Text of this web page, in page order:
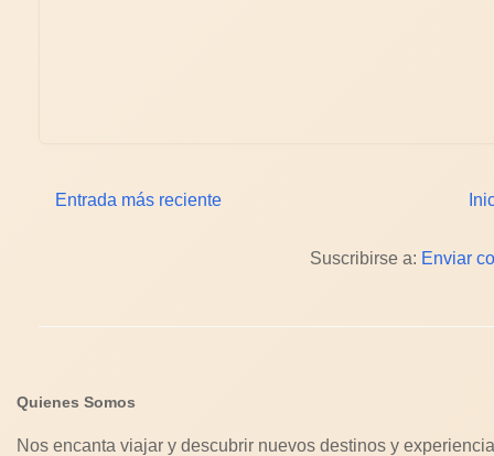
Entrada más reciente
Suscribirse a: Enviar
Quienes Somos
Nos encanta viajar y descubrir nuevos destinos y